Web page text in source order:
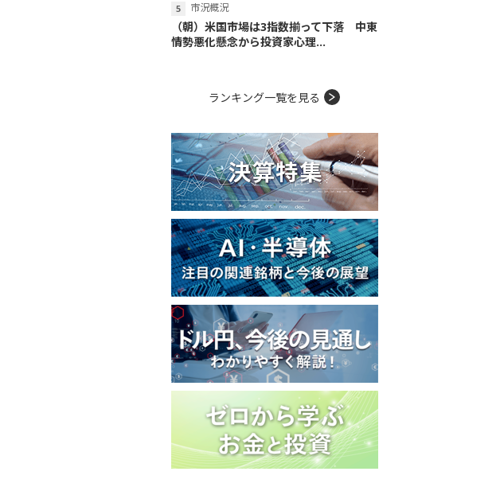
市況概況
（朝）米国市場は3指数揃って下落 中東
情勢悪化懸念から投資家心理...
ランキング一覧を見る